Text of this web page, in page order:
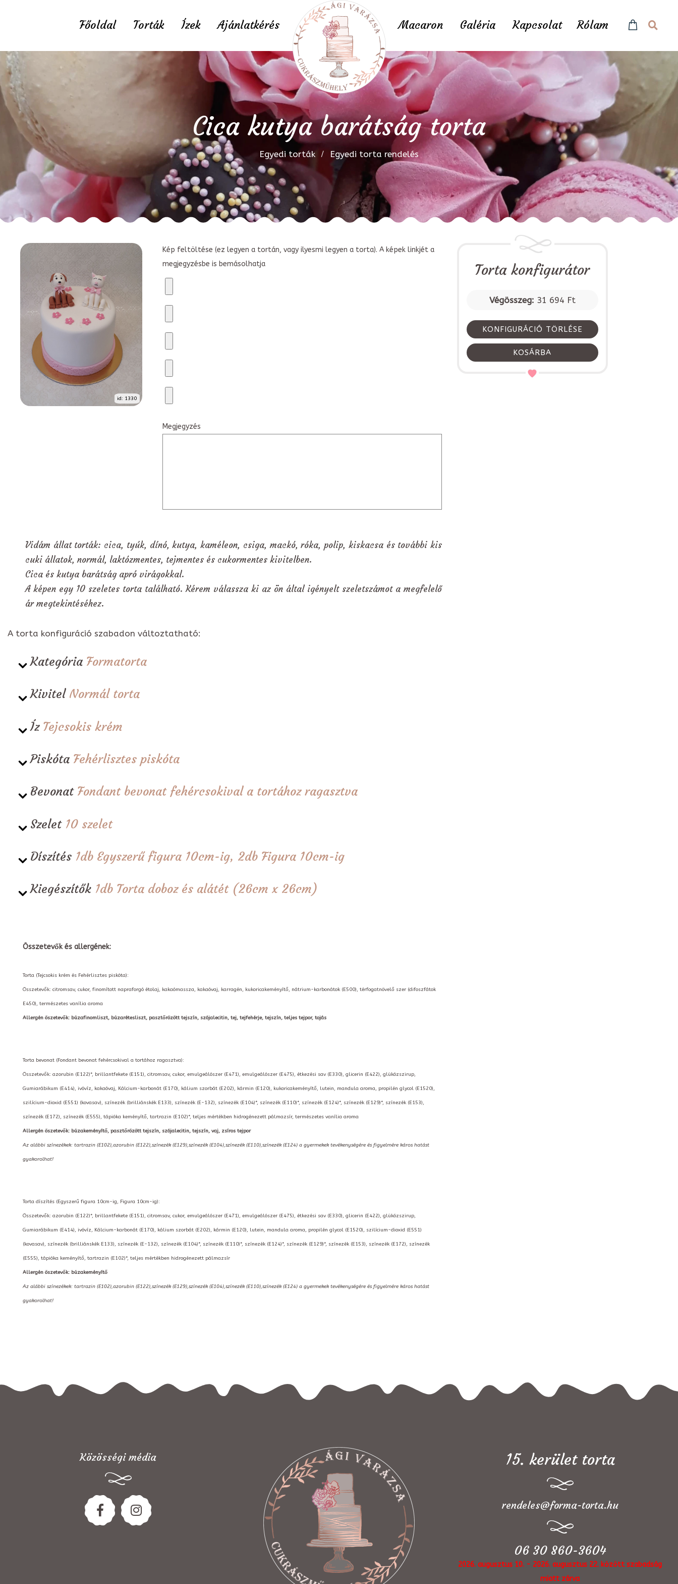
Főoldal Torták Ízek Ajánlatkérés Macaron Galéria Kapcsolat Rólam
Cica kutya barátság torta
Egyedi torták Egyedi torta rendelés
id: 1330
Kép feltöltése (ez legyen a tortán, vagy ilyesmi legyen a torta). A képek linkjét a
megjegyzésbe is bemásolhatja
Megjegyzés
Vidám állat torták: cica, tyúk, dínó, kutya, kaméleon, csiga, mackó, róka, polip, kiskacsa és további kis
cuki állatok, normál, laktózmentes, tejmentes és cukormentes kivitelben.
Cica és kutya barátság apró virágokkal.
A képen egy 10 szeletes torta található. Kérem válassza ki az ön által igényelt szeletszámot a megfelelő
ár megtekintéséhez.
A torta konfiguráció szabadon változtatható:
Kategória Formatorta
Kivitel Normál torta
Íz Tejcsokis krém
Piskóta Fehérlisztes piskóta
Bevonat Fondant bevonat fehércsokival a tortához ragasztva
Szelet 10 szelet
Díszítés 1db Egyszerű figura 10cm-ig, 2db Figura 10cm-ig
Kiegészítők 1db Torta doboz és alátét (26cm x 26cm)
Torta konfigurátor
Végösszeg: 31 694 Ft
KONFIGURÁCIÓ TÖRLÉSE
KOSÁRBA
Összetevők és allergének:
Torta (Tejcsokis krém és Fehérlisztes piskóta):
Összetevők: citromsav, cukor, finomított napraforgó étolaj, kakaómassza, kakaóvaj, karragén, kukoricakeményítő, nátrium-karbonátok (E500), térfogatnövelő szer (difoszfátok
E450), természetes vanília aroma
Allergén öszetevők: búzafinomliszt, búzarétesliszt, pasztőrözött tejszín, szójalecitin, tej, tejfehérje, tejszín, teljes tejpor, tojás
Torta bevonat (Fondant bevonat fehércsokival a tortához ragasztva):
Összetevők: azorubin (E122)*, brillantfekete (E151), citromsav, cukor, emulgeálószer (E471), emulgeálószer (E475), étkezési sav (E330), glicerin (E422), glükózszirup,
Gumiarábikum (E414), ivóvíz, kakaóvaj, Kálcium-karbonát (E170), kálium szorbát (E202), kármin (E120), kukoricakeményítő, lutein, mandula aroma, propilén glycol (E1520),
szilícium-dioxid (E551) (kovasav), színezék (brilliánskék E133), színezék (E-132), színezék (E104)*, színezék (E110)*, színezék (E124)*, színezék (E129)*, színezék (E153),
színezék (E172), színezék (E555), tápióka keményítő, tartrazin (E102)*, teljes mértékben hidrogénezett pálmazsír, természetes vanília aroma
Allergén öszetevők: búzakeményítő, pasztőrözött tejszín, szójalecitin, tejszín, vaj, zsíros tejpor
Az alábbi színezékek: tartrazin (E102),azorubin (E122),színezék (E129),színezék (E104),színezék (E110),színezék (E124) a gyermekek tevékenységére és figyelmére káros hatást
gyakorolhat!
Torta díszítés (Egyszerű figura 10cm-ig, Figura 10cm-ig):
Összetevők: azorubin (E122)*, brillantfekete (E151), citromsav, cukor, emulgeálószer (E471), emulgeálószer (E475), étkezési sav (E330), glicerin (E422), glükózszirup,
Gumiarábikum (E414), ivóvíz, Kálcium-karbonát (E170), kálium szorbát (E202), kármin (E120), lutein, mandula aroma, propilén glycol (E1520), szilícium-dioxid (E551)
(kovasav), színezék (brilliánskék E133), színezék (E-132), színezék (E104)*, színezék (E110)*, színezék (E124)*, színezék (E129)*, színezék (E153), színezék (E172), színezék
(E555), tápióka keményítő, tartrazin (E102)*, teljes mértékben hidrogénezett pálmazsír
Allergén öszetevők: búzakeményítő
Az alábbi színezékek: tartrazin (E102),azorubin (E122),színezék (E129),színezék (E104),színezék (E110),színezék (E124) a gyermekek tevékenységére és figyelmére káros hatást
gyakorolhat!
Közösségi média 15. kerület torta
rendeles@forma-torta.hu
06 30 860-3604
2026. augusztus 10. - 2026. augusztus 22. között szabadság
miatt zárva